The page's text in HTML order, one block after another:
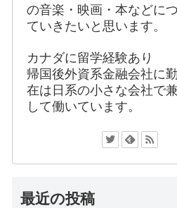
の音楽・映画・本などに
ていきたいと思います。
カナダに留学経験あり
帰国後外資系金融会社に
在は日系の小さな会社で
して働いています。
最近の投稿